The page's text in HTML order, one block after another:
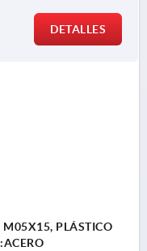
DETALLES
M05X15, PLÁSTICO